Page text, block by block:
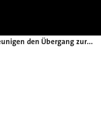
„Wir beschleunigen den Übergang zur Elektrifizierung“